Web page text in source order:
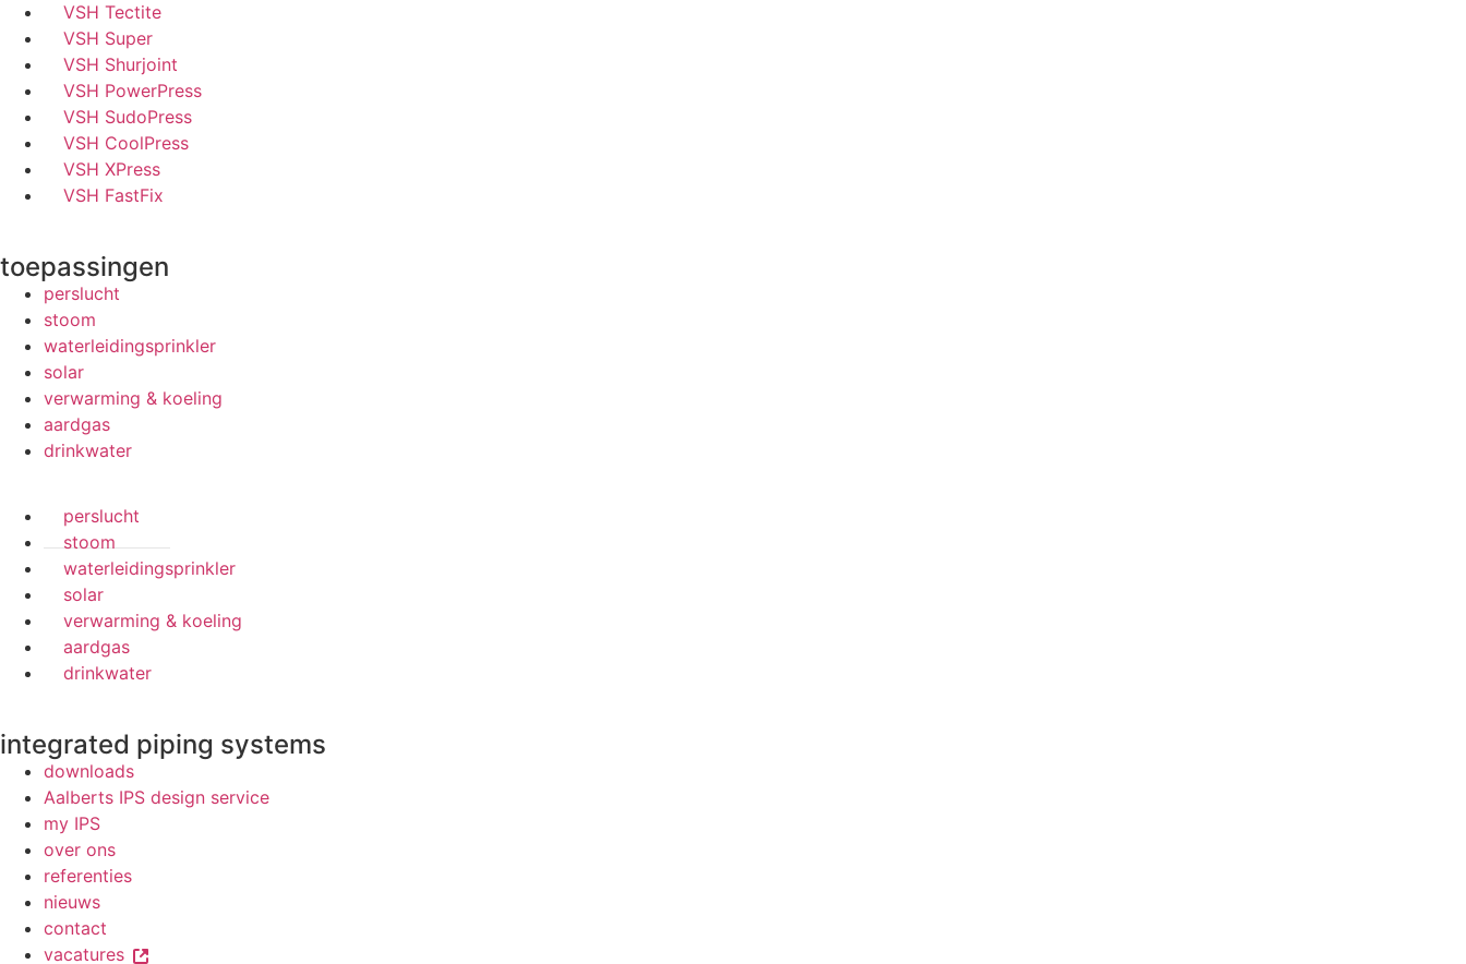
VSH Tectite
VSH Super
VSH Shurjoint
VSH PowerPress
VSH SudoPress
VSH CoolPress
VSH XPress
VSH FastFix
toepassingen
perslucht
stoom
waterleidingsprinkler
solar
verwarming & koeling
aardgas
drinkwater
perslucht
stoom
waterleidingsprinkler
solar
verwarming & koeling
aardgas
drinkwater
integrated piping systems
downloads
Aalberts IPS design service
my IPS
over ons
referenties
nieuws
contact
vacatures